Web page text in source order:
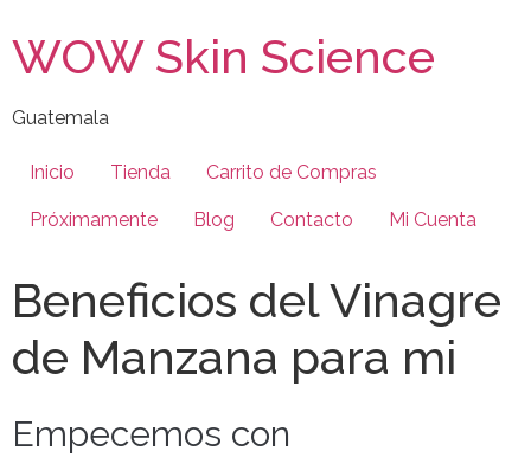
WOW Skin Science
Guatemala
Inicio Tienda Carrito de Compras
Próximamente Blog Contacto Mi Cuenta
Beneficios del Vinagre
de Manzana para mi
Empecemos con